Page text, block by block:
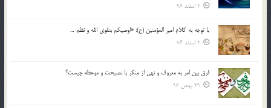
2 اسفند 96
با توجه به كلام امير المؤمنين (ع): «اوصيكم بتقوي الله و نظم …
2 اسفند 96
فرق بين امر به معروف و نهي از منكر با نصيحت و موعظه چيست؟
29 بهمن 96